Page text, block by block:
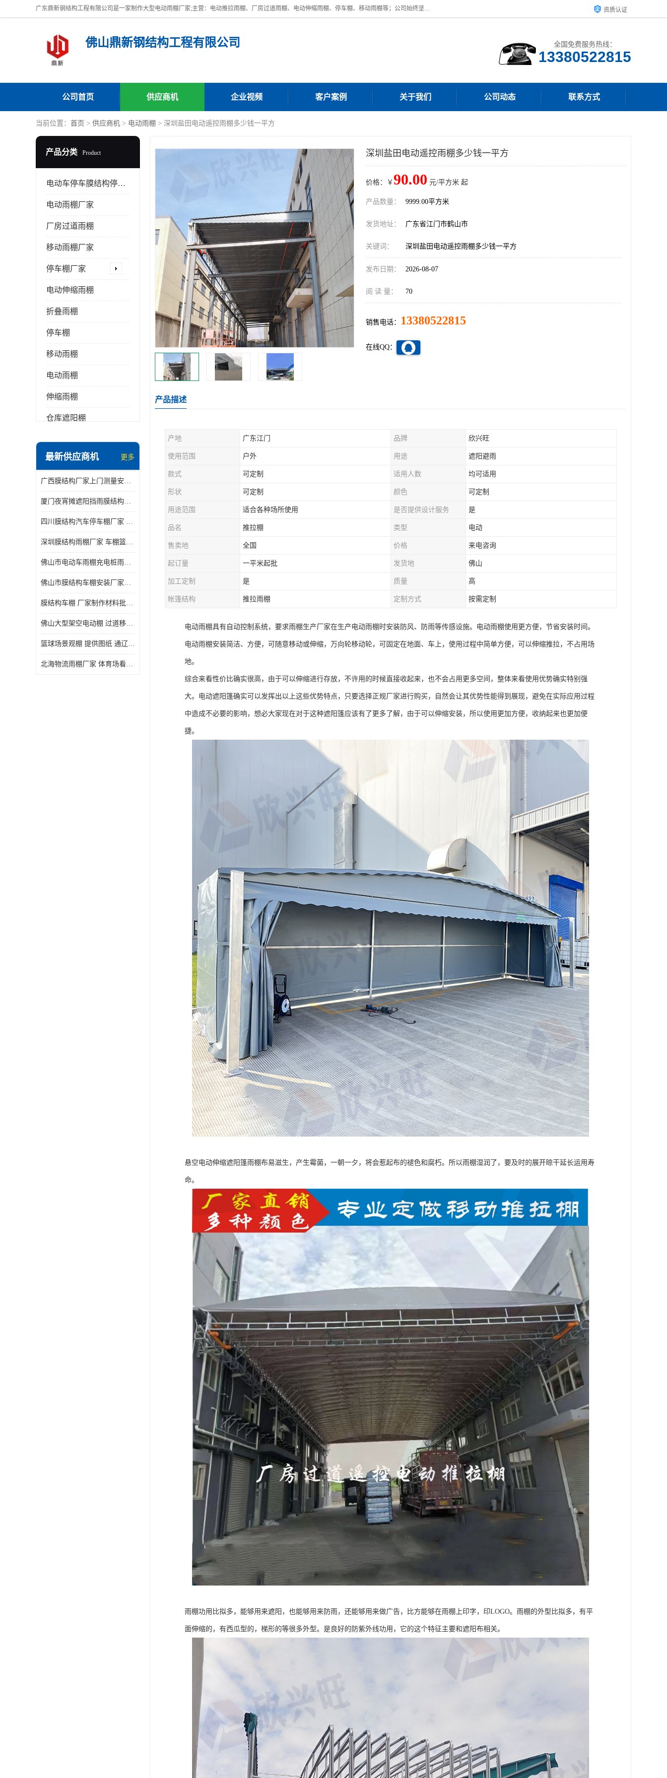
广东鼎新钢结构工程有限公司是一家制作大型电动雨棚厂家;主营：电动推拉雨棚、厂房过道雨棚、电动伸缩雨棚、停车棚、移动雨棚等；公司始终坚持结构创新,品质优越,美观形象,且售后服务好。公司充分吸纳当今休闲用品的前端技术和风格,为您带来质价相宜,时尚典雅的各种户外用品, 资质认证
佛山鼎新钢结构工程有限公司 全国免费服务热线：
13380522815
公司首页 供应商机 企业视频 客户案例 关于我们 公司动态 联系方式
当前位置： 首页 > 供应商机 > 电动雨棚 > 深圳盐田电动遥控雨棚多少钱一平方
产品分类 Product
电动车停车膜结构停车棚
电动雨棚厂家
厂房过道雨棚
移动雨棚厂家
停车棚厂家
电动伸缩雨棚
折叠雨棚
停车棚
移动雨棚
电动雨棚
伸缩雨棚
仓库遮阳棚
电动推拉雨棚
膜结构停景观棚
最新供应商机 更多
广西膜结构厂家上门测量安装发货，厂家发货没有差价
厦门夜宵摊遮阳挡雨膜结构雨棚设计 上门测量 款式多
四川膜结构汽车停车棚厂家 款式多 提供报价
深圳膜结构雨棚厂家 车棚篮球场体育看台 规格多样
佛山市电动车雨棚充电桩雨棚小区电动车棚
佛山市膜结构车棚安装厂家发货安装
膜结构车棚 厂家制作材料批发安装一体式工厂
佛山大型架空电动棚 过道移动雨蓬 屋轨道悬空棚免费测量
篮球场景观棚 提供图纸 通辽膜结构厂家
北海物流雨棚厂家 体育场看台雨棚 价格优惠
深圳盐田电动遥控雨棚多少钱一平方
价格：￥ 90.00 元/平方米 起
产品数量： 9999.00平方米
发货地址： 广东省江门市鹤山市
关键词： 深圳盐田电动遥控雨棚多少钱一平方
发布日期： 2026-08-07
阅 读 量： 70
销售电话： 13380522815
在线QQ：
产品描述
产地 广东江门 品牌 欣兴旺
使用范围 户外 用途 遮阳避雨
款式 可定制 适用人数 均可适用
形状 可定制 颜色 可定制
用途范围 适合各种场所使用 是否提供设计服务 是
品名 推拉棚 类型 电动
售卖地 全国 价格 来电咨询
起订量 一平米起批 发货地 佛山
加工定制 是 质量 高
帐篷结构 推拉雨棚 定制方式 按需定制
电动雨棚具有自动控制系统，要求雨棚生产厂家在生产电动雨棚时安装防风、防雨等传感设施。电动雨棚使用更方便，节省安装时间。
电动雨棚安装简洁、方便，可随意移动或伸缩，万向轮移动轮，可固定在地面、车上，使用过程中简单方便，可以伸缩推拉，不占用场
地。
综合来看性价比确实很高，由于可以伸缩进行存放，不许用的时候直接收起来，也不会占用更多空间，整体来看使用优势确实特别强
大。电动遮阳篷确实可以发挥出以上这些优势特点，只要选择正规厂家进行购买，自然会让其优势性能得到展现，避免在实际应用过程
中造成不必要的影响，想必大家现在对于这种遮阳篷应该有了更多了解，由于可以伸缩安装，所以使用更加方便，收纳起来也更加便
捷。
悬空电动伸缩遮阳篷雨棚布易滋生，产生霉菌，一朝一夕，将会惹起布的褪色和腐朽。所以雨棚湿润了，要及时的展开晾干延长运用寿
命。
雨棚功用比拟多，能够用来遮阳，也能够用来防雨，还能够用来做广告，比方能够在雨棚上印字，印LOGO。雨棚的外型比拟多，有平
面伸缩的，有西瓜型的，梯形的等很多外型。是良好的防紫外线功用，它的这个特征主要和遮阳布相关。